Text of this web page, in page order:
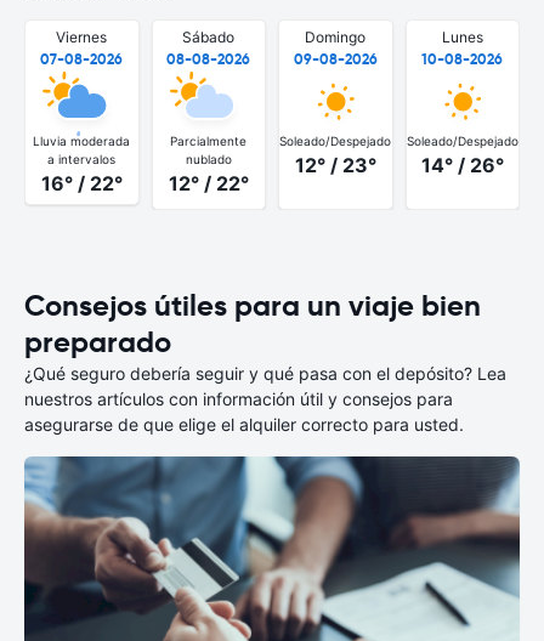
Viernes
07-08-2026
Lluvia moderada
a intervalos
16° / 22°
Sábado
08-08-2026
Parcialmente
nublado
12° / 22°
Domingo
09-08-2026
Soleado/Despejado
12° / 23°
Lunes
10-08-2026
Soleado/Despejado
14° / 26°
Consejos útiles para un viaje bien
preparado
¿Qué seguro debería seguir y qué pasa con el depósito? Lea
nuestros artículos con información útil y consejos para
asegurarse de que elige el alquiler correcto para usted.